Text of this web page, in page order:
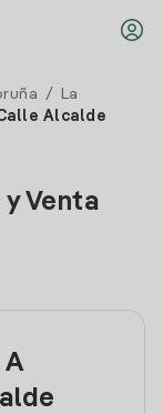
/
La
Alcalde
Venta
A